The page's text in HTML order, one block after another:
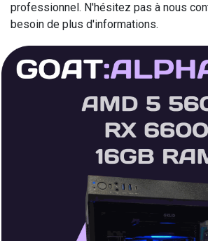
professionnel. N'hésitez pas à nous
besoin de plus d'informations.